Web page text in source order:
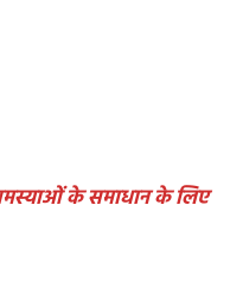
के समाधान के लिए